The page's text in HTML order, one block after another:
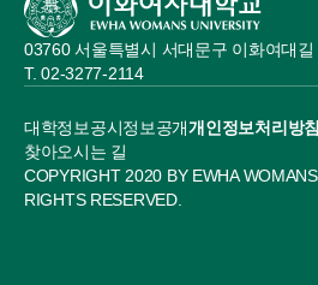
대학정보공시정보공개개인정보처리방침
찾아오시는 길
03760 서울특별시 서대문구 이화여대
02-3277-2114
COPYRIGHT 2020 BY EWHA
RIGHTS RESERVED.